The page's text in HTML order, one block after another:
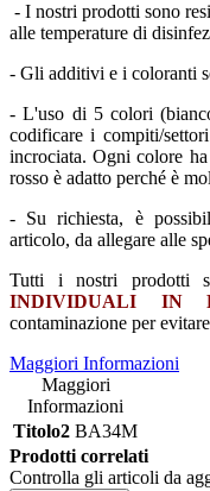
- I nostri prodotti sono
alle temperature di
- Gli additivi e i coloranti
- L'uso di 5 colori
codificare i compiti/
incrociata. Ogni colore
rosso è adatto perché è
- Su richiesta, è
articolo, da allegare alle
Tutti i nostri prodotti
INDIVIDUALI IN
contaminazione per
Maggiori Informazioni
Maggiori
Informazioni
Titolo2 BA34M
Prodotti correlati
Controlla gli articoli da